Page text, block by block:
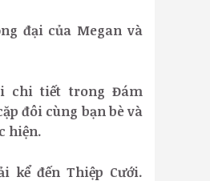
đại của Megan và
chi tiết trong Đám
đôi cùng bạn bè và
hiện.
kể đến Thiệp Cưới.